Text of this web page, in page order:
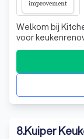
Welkom bij
voor
van Arjan
bieden wij u de
nu gaat om het
keukenkasten,
8.Kuiper